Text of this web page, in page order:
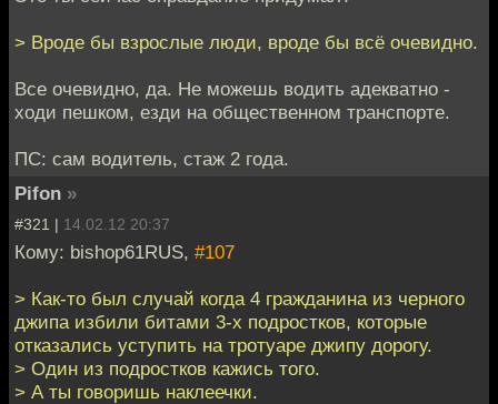
> Вроде бы взрослые люди, вроде бы всё очевидно.
Все очевидно, да. Не можешь водить адекватно -
ходи пешком, езди на общественном транспорте.
ПС: сам водитель, стаж 2 года.
Pifon »
#321 | 14.02.12 20:37
Кому: bishop61RUS, #107
> Как-то был случай когда 4 гражданина из черного
джипа избили битами 3-х подростков, которые
отказались уступить на тротуаре джипу дорогу.
> Один из подростков кажись того.
> А ты говоришь наклеечки.